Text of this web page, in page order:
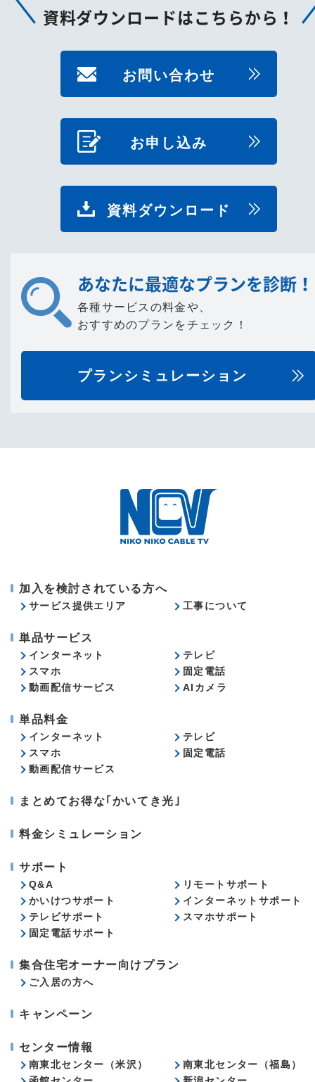
資料ダウンロードはこちらから！
お問い合わせ
お申し込み
資料ダウンロード
あなたに最適なプランを診断！
各種サービスの料金や、
おすすめのプランをチェック！
プランシミュレーション
加入を検討されている方へ
サービス提供エリア 工事について
単品サービス
インターネット
テレビ
スマホ
固定電話
動画配信サービス
AIカメラ
単品料金
インターネット
テレビ
スマホ
固定電話
動画配信サービス
まとめてお得な｢かいてき光｣
料金シミュレーション
サポート
Q&A
リモートサポート
かいけつサポート
インターネットサポート
テレビサポート
スマホサポート
固定電話サポート
集合住宅オーナー向けプラン
ご入居の方へ
キャンペーン
センター情報
南東北センター（米沢）
南東北センター（福島）